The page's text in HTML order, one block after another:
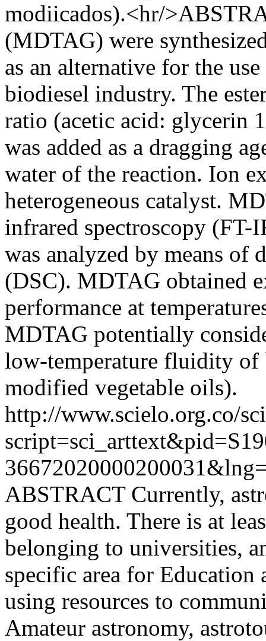
modiicados).<hr/
(MDTAG) were
as an alternative for the
biodiesel industry. The
ratio (acetic acid: glycerin
was added as a dragging
water of the reaction. Ion
heterogeneous catalyst.
infrared spectroscopy (FT-
was analyzed by means of
(DSC). MDTAG obtained
performance at
MDTAG potentially
low-temperature fluidity of
modified vegetable oils).
http://www.scielo.org.co/
ABSTRACT Currently,
good health. There is at
belonging to universities,
specific area for Education
using resources to
Amateur astronomy,